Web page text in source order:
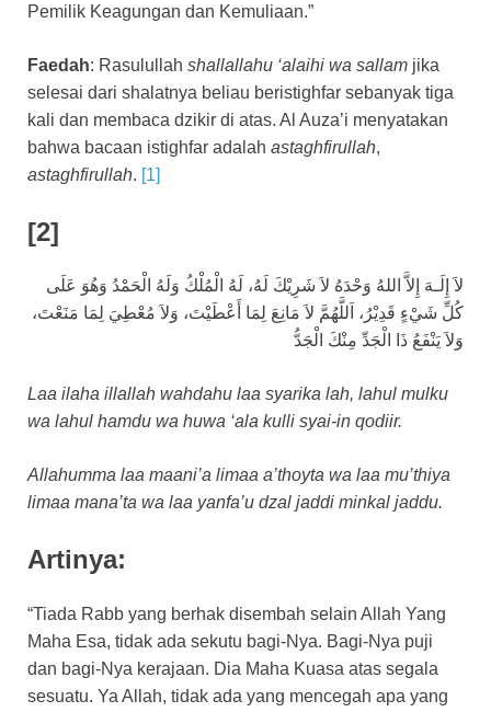
Pemilik Keagungan dan Kemuliaan.”
Faedah: Rasulullah shallallahu ‘alaihi wa sallam jika
selesai dari shalatnya beliau beristighfar sebanyak tiga
kali dan membaca dzikir di atas. Al Auza’i menyatakan
bahwa bacaan istighfar adalah astaghfirullah,
astaghfirullah. [1]
[2]
لاَ إِلَـهَ إِلاَّ اللهُ وَحْدَهُ لاَ شَرِيْكَ لَهُ، لَهُ الْمُلْكُ وَلَهُ الْحَمْدُ وَهُوَ عَلَى
كُلِّ شَيْءٍ قَدِيْرُ، اَللَّهُمَّ لاَ مَانِعَ لِمَا أَعْطَيْتَ، وَلاَ مُعْطِيَ لِمَا مَنَعْتَ،
وَلاَ يَنْفَعُ ذَا الْجَدِّ مِنْكَ الْجَدُّ
Laa ilaha illallah wahdahu laa syarika lah, lahul mulku
wa lahul hamdu wa huwa ‘ala kulli syai-in qodiir.
Allahumma laa maani’a limaa a’thoyta wa laa mu’thiya
limaa mana’ta wa laa yanfa’u dzal jaddi minkal jaddu.
Artinya:
“Tiada Rabb yang berhak disembah selain Allah Yang
Maha Esa, tidak ada sekutu bagi-Nya. Bagi-Nya puji
dan bagi-Nya kerajaan. Dia Maha Kuasa atas segala
sesuatu. Ya Allah, tidak ada yang mencegah apa yang